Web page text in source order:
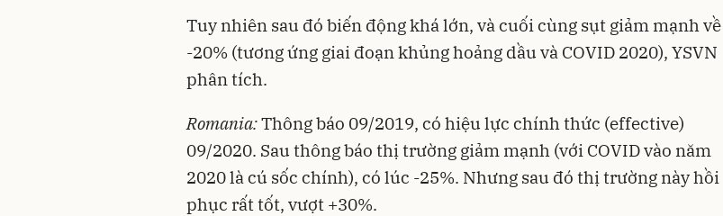
Tuy nhiên sau đó biến động khá lớn, và cuối cùng sụt giảm mạnh về
-20% (tương ứng giai đoạn khủng hoảng dầu và COVID 2020), YSVN
phân tích.
Romania:Thông báo 09/2019, có hiệu lực chính thức (effective)
09/2020. Sau thông báo thị trường giảm mạnh (với COVID vào năm
2020 là cú sốc chính), có lúc -25%. Nhưng sau đó thị trường này hồi
phục rất tốt, vượt +30%.